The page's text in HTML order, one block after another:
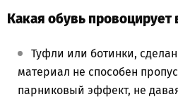
Какая обувь провоцирует
Туфли или ботинки,
материал не способен
парниковый эффект, не